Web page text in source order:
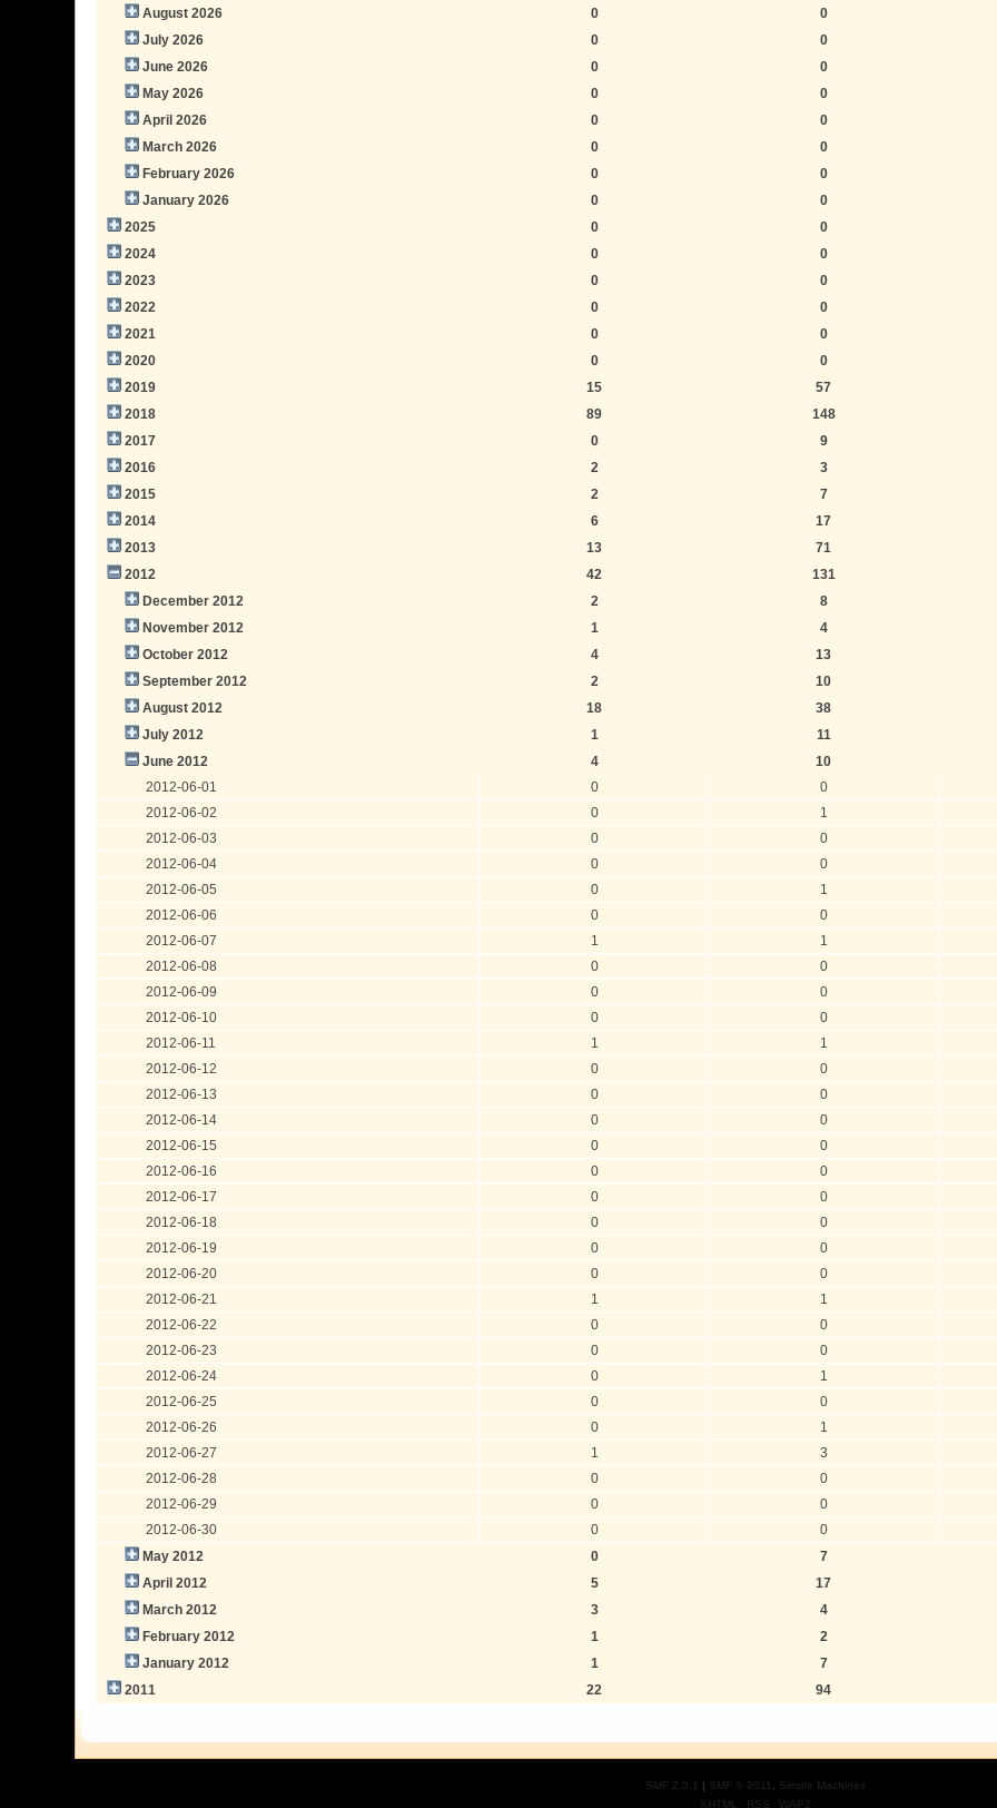
August 2026
0
0
July 2026
0
0
June 2026
0
0
May 2026
0
0
April 2026
0
0
March 2026
0
0
February 2026
0
0
January 2026
0
0
2025
0
0
2024
0
0
2023
0
0
2022
0
0
2021
0
0
2020
0
0
2019
15
57
2018
89
148
2017
0
9
2016
2
3
2015
2
7
2014
6
17
2013
13
71
2012
42
131
December 2012
2
8
November 2012
1
4
October 2012
4
13
September 2012
2
10
August 2012
18
38
July 2012
1
11
June 2012
4
10
2012-06-01
0
0
2012-06-02
0
1
2012-06-03
0
0
2012-06-04
0
0
2012-06-05
0
1
2012-06-06
0
0
2012-06-07
1
1
2012-06-08
0
0
2012-06-09
0
0
2012-06-10
0
0
2012-06-11
1
1
2012-06-12
0
0
2012-06-13
0
0
2012-06-14
0
0
2012-06-15
0
0
2012-06-16
0
0
2012-06-17
0
0
2012-06-18
0
0
2012-06-19
0
0
2012-06-20
0
0
2012-06-21
1
1
2012-06-22
0
0
2012-06-23
0
0
2012-06-24
0
1
2012-06-25
0
0
2012-06-26
0
1
2012-06-27
1
3
2012-06-28
0
0
2012-06-29
0
0
2012-06-30
0
0
May 2012
0
7
April 2012
5
17
March 2012
3
4
February 2012
1
2
January 2012
1
7
2011
22 94
SMF 2.0.1 | SMF © 2011
Simple Machines
XHTML
RSS WAP2